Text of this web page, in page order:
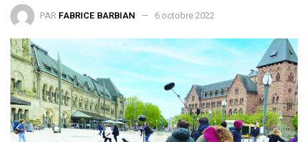
PAR FABRICE BARBIAN 6 octobre 2022